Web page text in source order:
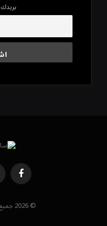
بريدك
فيسبوك
© 2026 جميع الحقوق محفوظة.